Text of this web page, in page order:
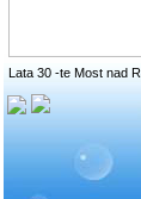
Lata 30 -te Most nad